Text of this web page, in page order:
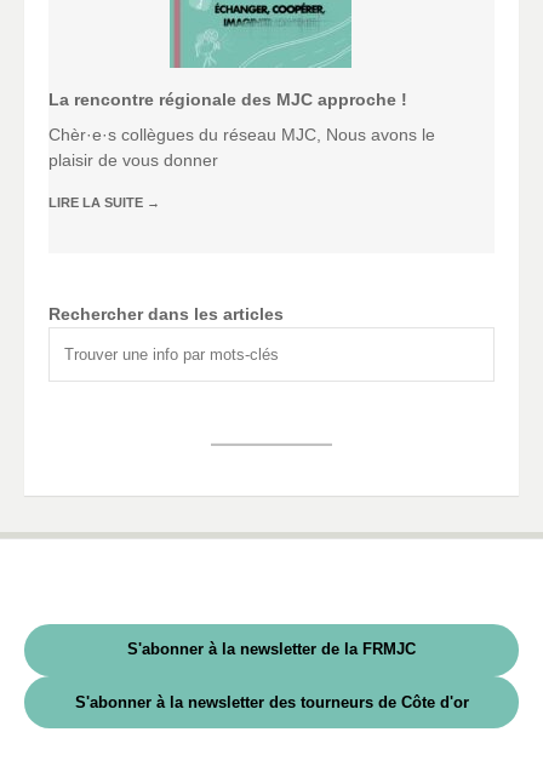
La rencontre régionale des MJC approche !
Chèr·e·s collègues du réseau MJC, Nous avons le
plaisir de vous donner
LIRE LA SUITE →
Rechercher dans les articles
S'abonner à la newsletter de la FRMJC
S'abonner à la newsletter des tourneurs de Côte d'or